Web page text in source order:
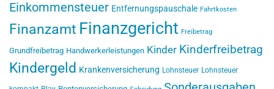
Einkommensteuer Entfernungspauschale Fahrtkosten
Finanzamt Finanzgericht Freibetrag
Grundfreibetrag Handwerkerleistungen Kinder Kinderfreibetrag
Kindergeld Krankenversicherung Lohnsteuer Lohnsteuer